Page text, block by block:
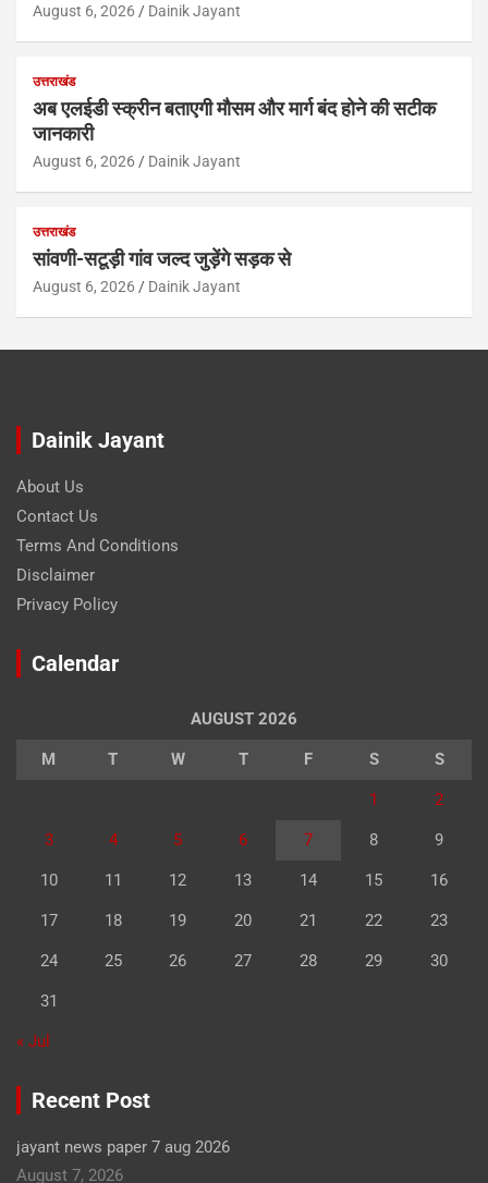
August 6, 2026 Dainik Jayant
उत्तराखंड
अब एलईडी स्क्रीन बताएगी मौसम और मार्ग बंद होने की सटीक
जानकारी
August 6, 2026 Dainik Jayant
उत्तराखंड
सांवणी-सटूड़ी गांव जल्द जुड़ेंगे सड़क से
August 6, 2026 Dainik Jayant
Dainik Jayant
About Us
Contact Us
Terms And Conditions
Disclaimer
Privacy Policy
Calendar
AUGUST 2026
M T W T F S S
1 2
3 4 5 6 7 8 9
10 11 12 13 14 15 16
17 18 19 20 21 22 23
24 25 26 27 28 29 30
31
« Jul
Recent Post
jayant news paper 7 aug 2026
August 7, 2026